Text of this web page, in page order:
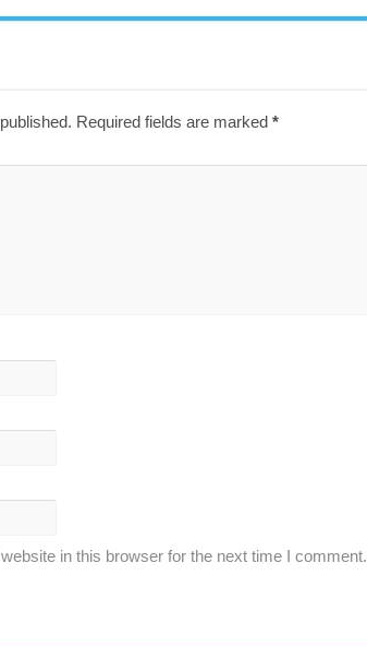
Required fields are marked*
in this browser for the next time I comment.